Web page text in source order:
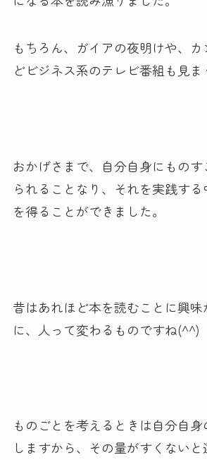
もちろん、ガイアの夜明けや、
どビジネス系のテレビ番組も見ま
おかげさまで、自分自身にものす
られることなり、それを実践す
を得ることができました。
昔はあれほど本を読むことに興味
に、人って変わるものですね(^^)
ものごとを考えるときは自分自
しますから、その量がすくない